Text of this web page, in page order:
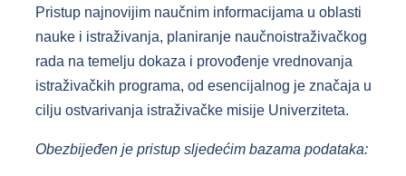
Pristup najnovijim naučnim informacijama u oblasti
nauke i istraživanja, planiranje naučnoistraživačkog
rada na temelju dokaza i provođenje vrednovanja
istraživačkih programa, od esencijalnog je značaja u
cilju ostvarivanja istraživačke misije Univerziteta.
Obezbijeđen je pristup sljedećim bazama podataka: